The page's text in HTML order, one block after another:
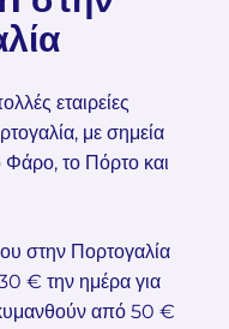
εταιρείες
με σημεία
το Πόρτο και
στην Πορτογαλία
€ την ημέρα για
από 50 €